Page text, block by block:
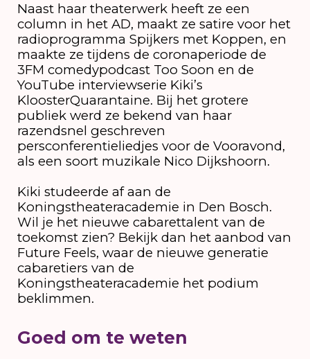
Naast haar theaterwerk heeft ze een
column in het AD, maakt ze satire voor het
radioprogramma Spijkers met Koppen, en
maakte ze tijdens de coronaperiode de
3FM comedypodcast Too Soon en de
YouTube interviewserie Kiki’s
KloosterQuarantaine. Bij het grotere
publiek werd ze bekend van haar
razendsnel geschreven
persconferentieliedjes voor de Vooravond,
als een soort muzikale Nico Dijkshoorn.
Kiki studeerde af aan de
Koningstheateracademie in Den Bosch.
Wil je het nieuwe cabarettalent van de
toekomst zien? Bekijk dan het aanbod van
Future Feels, waar de nieuwe generatie
cabaretiers van de
Koningstheateracademie het podium
beklimmen.
Goed om te weten